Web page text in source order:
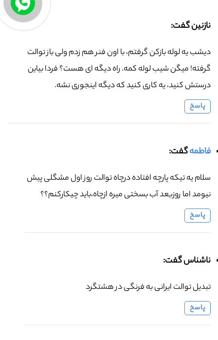
نازنین گفت:
دیشب یه لوله بازکن گرفتم، با اون فنر هم زدم ولی باز توالت
گرفته! میگن شیب لوله کمه. راه دیگه ای هست؟ فردا بیاین
درستش کنید، یه کاری کنید که دیگه اینجوری نشه.
پاسخ
فاطمهگفت:
سلام یه تیکه پارچه افتاده درچاه توالت روز اول مشگلی پیش
نیومد اما روزبعد آب بسختی میره ازچاه،باید چیکارکنم؟؟
پاسخ
ناشناس گفت:
تبدیل توالت ایرانی به فرنگی در هشتگرد
پاسخ